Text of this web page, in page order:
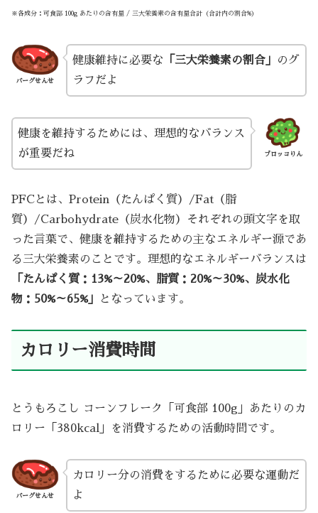
※各成分：可食部 100g あたりの含有量 / 三大栄養素の含有量合計（合計内の割合%）
バーグせんせ
健康維持に必要な 「三大栄養素の割合」
のグ
ラフだよ
ブロッコりん
健康を維持するためには、理想的なバランス
が重要だね
PFCとは、Protein（たんぱく質）/Fat（脂
質）/Carbohydrate（炭水化物）それぞれの頭文字を取
った言葉で、健康を維持するための主なエネルギー源であ
る三大栄養素のことです。理想的なエネルギーバランスは
「たんぱく質：13%～20%、脂質：20%～30%、炭水化
物：50%～65%」
となっています。
カロリー消費時間
とうもろこし コーンフレーク「可食部 100g」あたりのカ
ロリー「380kcal」を消費するための活動時間です。
バーグせんせ
カロリー分の消費をするために必要な運動だ
よ